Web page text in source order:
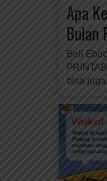
Apa
Bulan
Beli
bisa